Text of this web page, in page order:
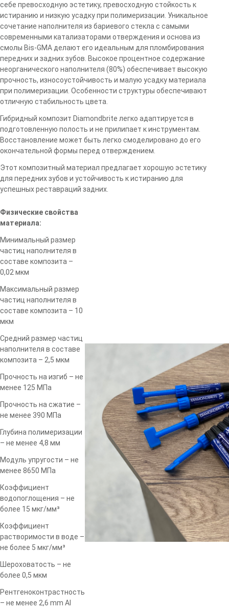
себе превосходную эстетику, превосходную стойкость к
истиранию и низкую усадку при полимеризации. Уникальное
сочетание наполнителя из бариевого стекла с самыми
современными катализаторами отверждения и основа из
смолы Bis-GMA делают его идеальным для пломбирования
передних и задних зубов. Высокое процентное содержание
неорганического наполнителя (80%) обеспечивает высокую
прочность, износоустойчивость и малую усадку материала
при полимеризации. Особенности структуры обеспечивают
отличную стабильность цвета.
Гибридный композит Diamondbrite легко адаптируется в
подготовленную полость и не прилипает к инструментам.
Восстановление может быть легко смоделировано до его
окончательной формы перед отверждением.
Этот композитный материал предлагает хорошую эстетику
для передних зубов и устойчивость к истиранию для
успешных реставраций задних.
Физические свойства
материала:
Минимальный размер
частиц наполнителя в
составе композита –
0,02 мкм
Максимальный размер
частиц наполнителя в
составе композита – 10
мкм
Средний размер частиц
наполнителя в составе
композита – 2,5 мкм
Прочность на изгиб – не
менее 125 МПа
Прочность на сжатие –
не менее 390 МПа
Глубина полимеризации
– не менее 4,8 мм
Модуль упругости – не
менее 8650 МПа
Коэффициент
водопоглощения – не
более 15 мкг/мм³
Коэффициент
растворимости в воде –
не более 5 мкг/мм³
Шероховатость – не
более 0,5 мкм
Рентгеноконтрастность
– не менее 2,6 mm Al